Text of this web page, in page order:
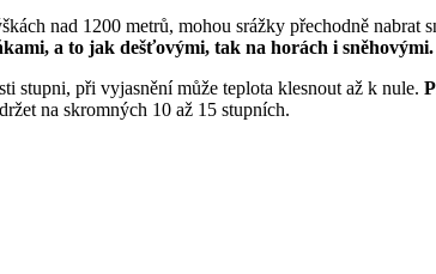
nad 1200 metrů, mohou srážky přechodně
a to jak dešťovými, tak na horách i sněhovými.
stupni, při vyjasnění může teplota klesnout až k nule.
na skromných 10 až 15 stupních.